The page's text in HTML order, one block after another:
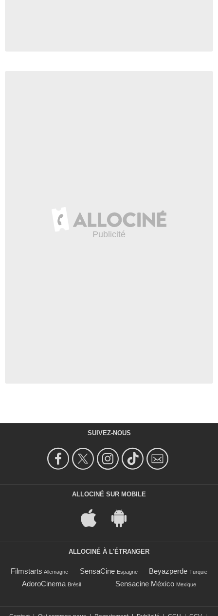
SUIVEZ-NOUS
ALLOCINÉ SUR MOBILE
ALLOCINÉ À L'ÉTRANGER
Filmstarts Allemagne SensaCine Espagne Beyazperde Turquie
AdoroCinema Brésil Sensacine México Mexique